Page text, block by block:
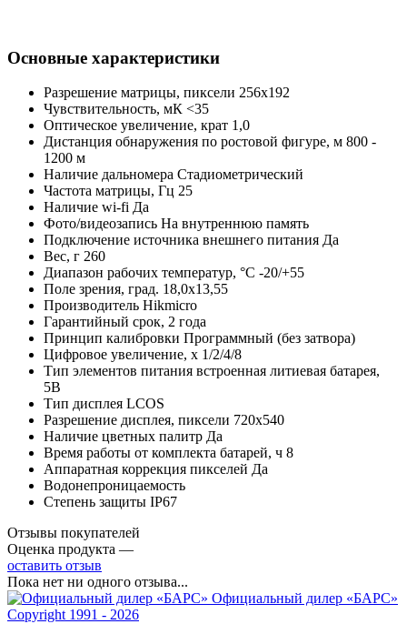
Основные характеристики
Разрешение матрицы, пиксели 256x192
Чувствительность, мК <35
Оптическое увеличение, крат 1,0
Дистанция обнаружения по ростовой фигуре, м 800 -
1200 м
Наличие дальномера Стадиометрический
Частота матрицы, Гц 25
Наличие wi-fi Да
Фото/видеозапись На внутреннюю память
Подключение источника внешнего питания Да
Вес, г 260
Диапазон рабочих температур, °C -20/+55
Поле зрения, град. 18,0х13,55
Производитель Hikmicro
Гарантийный срок, 2 года
Принцип калибровки Программный (без затвора)
Цифровое увеличение, х 1/2/4/8
Тип элементов питания встроенная литиевая батарея,
5В
Тип дисплея LCOS
Разрешение дисплея, пиксели 720x540
Наличие цветных палитр Да
Время работы от комплекта батарей, ч 8
Аппаратная коррекция пикселей Да
Водонепроницаемость
Степень защиты IP67
Отзывы покупателей
Оценка продукта —
оставить отзыв
Пока нет ни одного отзыва...
Официальный дилер «БАРС»
Copyright 1991 - 2026